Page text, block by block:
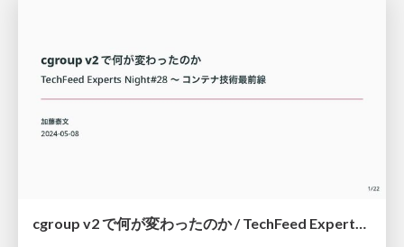
cgroup v2 で何が変わったのか / TechFeed Experts Night #28